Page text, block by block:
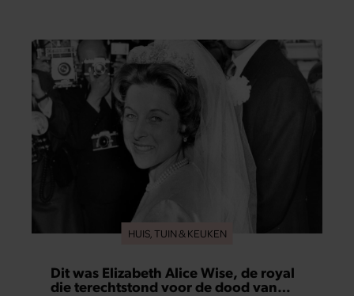
HUIS, TUIN & KEUKEN
Dit was Elizabeth Alice Wise, de royal
die terechtstond voor de dood van